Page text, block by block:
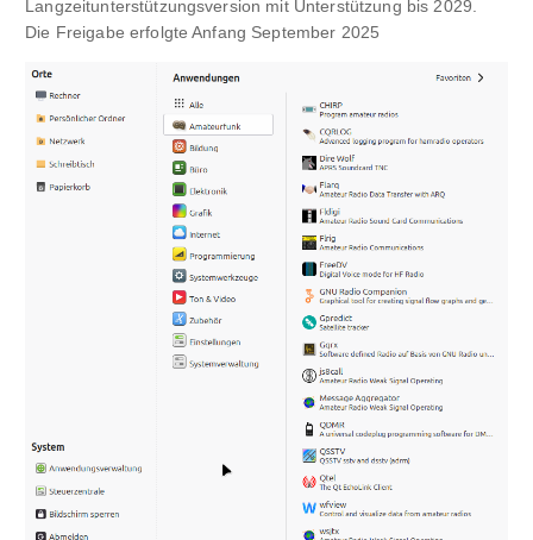
Langzeitunterstützungsversion mit Unterstützung bis 2029.
Die Freigabe erfolgte Anfang September 2025